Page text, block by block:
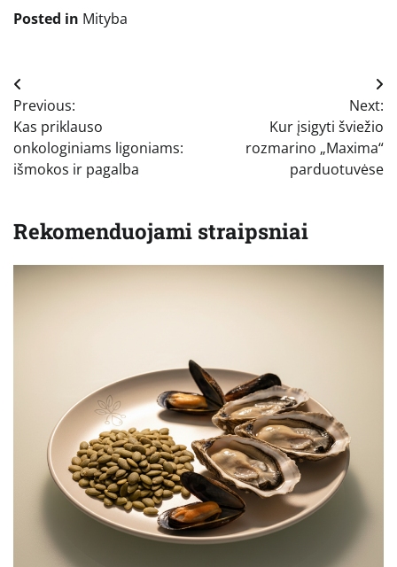
Posted in Mityba
Navigacija
tarp
įrašų
Previous:
Kas priklauso
onkologiniams ligoniams:
išmokos ir pagalba
Next:
Kur įsigyti šviežio
rozmarino „Maxima“
parduotuvėse
Rekomenduojami straipsniai